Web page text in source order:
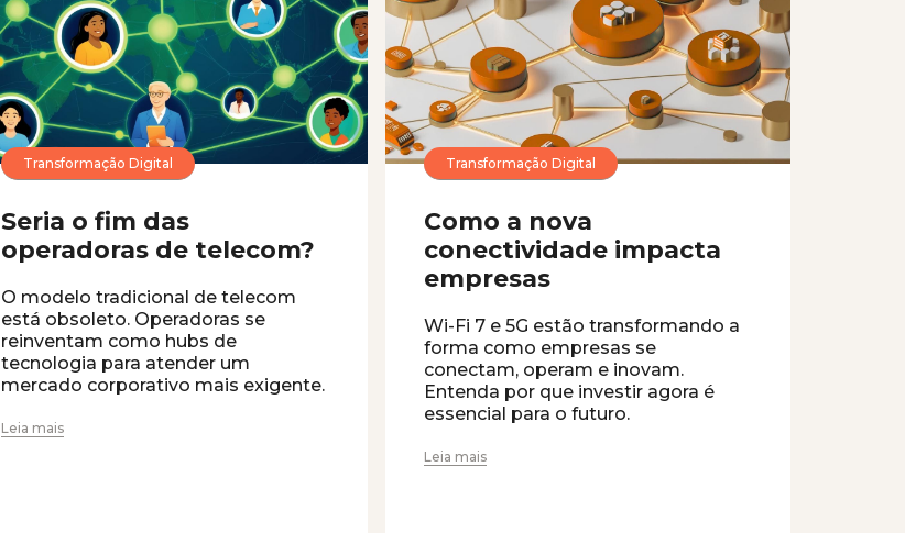
Transformação Digital
Seria o fim das
operadoras de telecom?
O modelo tradicional de telecom
está obsoleto. Operadoras se
reinventam como hubs de
tecnologia para atender um
mercado corporativo mais exigente.
Leia mais
Transformação Digital
Como a nova
conectividade impacta
empresas
Wi-Fi 7 e 5G estão transformando a
forma como empresas se
conectam, operam e inovam.
Entenda por que investir agora é
essencial para o futuro.
Leia mais